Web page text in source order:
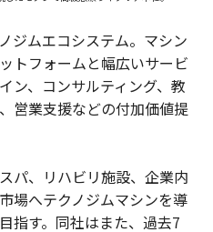
ジムエコシステム。マシン
トフォームと幅広いサービ
ン、コンサルティング、教
営業支援などの付加価値提
パ、リハビリ施設、企業内
場へテクノジムマシンを導
指す。同社はまた、過去7